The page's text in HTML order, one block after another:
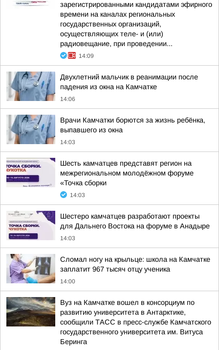
зарегистрированными кандидатами эфирного
времени на каналах региональных
государственных организаций,
осуществляющих теле- и (или)
радиовещание, при проведении...
14:09
Двухлетний мальчик в реанимации после
падения из окна на Камчатке
14:06
Врачи Камчатки борются за жизнь ребёнка,
выпавшего из окна
14:03
Шесть камчатцев представят регион на
межрегиональном молодёжном форуме
«Точка сборки
14:03
Шестеро камчатцев разработают проекты
для Дальнего Востока на форуме в Анадыре
14:03
Сломал ногу на крыльце: школа на Камчатке
заплатит 967 тысяч отцу ученика
14:00
Вуз на Камчатке вошел в консорциум по
развитию университета в Антарктике,
сообщили ТАСС в пресс-службе Камчатского
государственного университета им. Витуса
Беринга